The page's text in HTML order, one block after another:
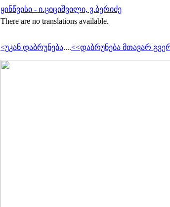
ყინწვისი - ი.ციციშვილი, ვ.ბერიძე
There are no translations available.
<უკან დაბრუნება....<<დაბრუნება მთავარ